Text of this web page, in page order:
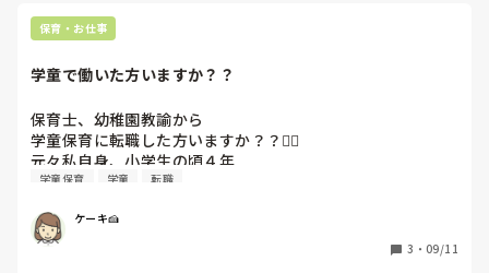
保育・お仕事
学童で働いた方いますか？？
保育士、幼稚園教諭から
学童保育に転職した方いますか？？🙋‍♀️
元々私自身、小学生の頃４年
お世話になり楽しい思い出が残っています
でも保育士と幼稚園教諭免許持ってる方
歓迎しますと、、
学童保育 学童 転職
ケーキ🍰
3 ・ 09/11